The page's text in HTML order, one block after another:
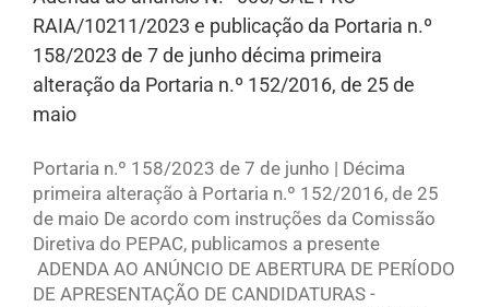
RAIA/10211/2023 e publicação da Portaria n.º
158/2023 de 7 de junho décima primeira
alteração da Portaria n.º 152/2016, de 25 de
maio
Portaria n.º 158/2023 de 7 de junho | Décima
primeira alteração à Portaria n.º 152/2016, de 25
de maio De acordo com instruções da Comissão
Diretiva do PEPAC, publicamos a presente
ADENDA AO ANÚNCIO DE ABERTURA DE PERÍODO
DE APRESENTAÇÃO DE CANDIDATURAS -